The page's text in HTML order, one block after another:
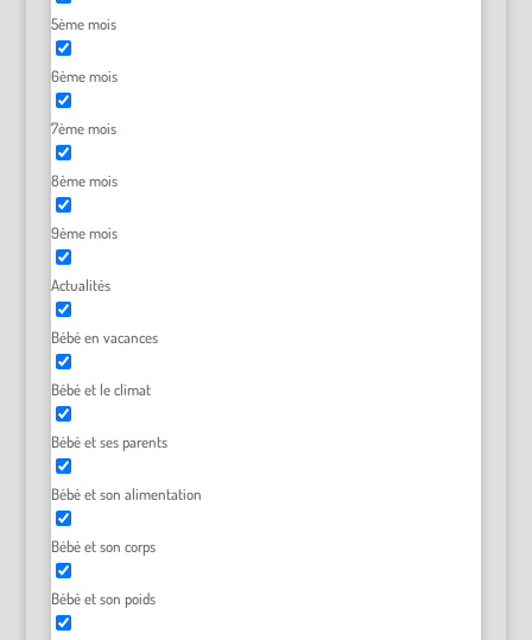
5ème mois
6ème mois
7ème mois
8ème mois
9ème mois
Actualités
Bébé en vacances
Bébé et le climat
Bébé et ses parents
Bébé et son alimentation
Bébé et son corps
Bébé et son poids